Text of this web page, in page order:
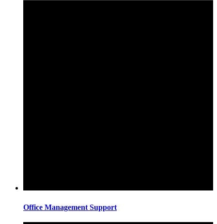
Office Management Support